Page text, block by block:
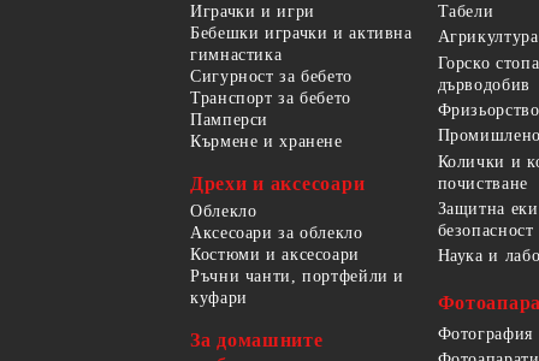
Играчки и игри
Бебешки играчки и активна
гимнастика
Сигурност за бебето
Транспорт за бебето
Памперси
Кърмене и хранене
Дрехи и аксесоари
Облекло
Аксесоари за облекло
Костюми и аксесоари
Ръчни чанти, портфейли и
куфари
За домашните
Табели
Агрикултура
Горско
дърводобив
Колички и
почистване
Защитна
Наука и
Фотография